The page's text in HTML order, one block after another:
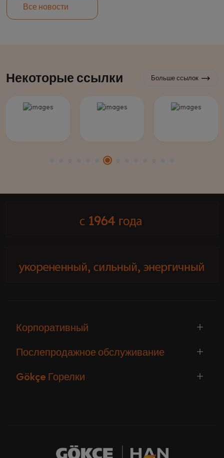
Все новости
Некоторые ссылки Больше ссылок
Корпоративный
Послепродажное обслуживание
Gökçe Горелки